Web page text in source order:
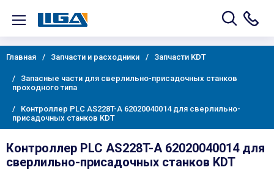
Главная Запчасти и расходники Запчасти KDT
Запасные части для сверлильно-присадочных станков
проходного типа
Контроллер PLC AS228T-A 62020040014 для сверлильно-
присадочных станков KDT
Контроллер PLC AS228T-A 62020040014 для
сверлильно-присадочных станков KDT